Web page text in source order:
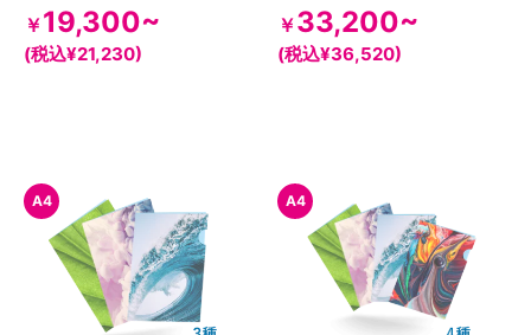
￥19,300~
(税込¥21,230)
￥33,200~
(税込¥36,520)
A4 A4